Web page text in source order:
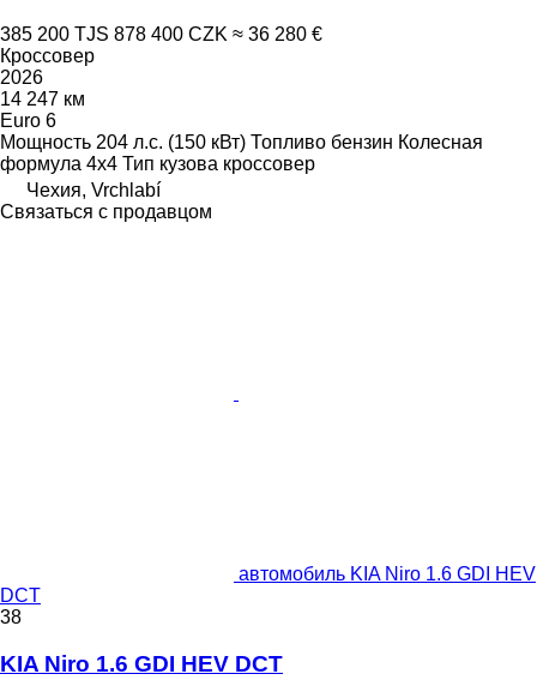
385 200 TJS 878 400 CZK ≈ 36 280 €
Кроссовер
2026
14 247 км
Euro 6
Мощность 204 л.с. (150 кВт) Топливо бензин Колесная
формула 4x4 Тип кузова кроссовер
Чехия, Vrchlabí
Связаться с продавцом
автомобиль KIA Niro 1.6 GDI HEV
DCT
38
KIA Niro 1.6 GDI HEV DCT